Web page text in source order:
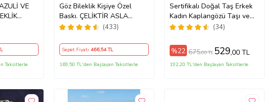
VE
Taksitlerle
Göz Bileklik Kişiye Özel
Baskı. ÇELİKTİR ASLA
PASLANMAZ (433)
Sepet Fiyatı 466,54 TL
169,50 TL'den Başlayan Taksitlerle
Sertifikalı Doğal Taş Erkek
Kadın Kaplangözü Taşı ve
Hematit Özel Tasarım
(34)
%22 675,00 TL 529,00 TL
192,20 TL'den Başlayan Taksitlerle